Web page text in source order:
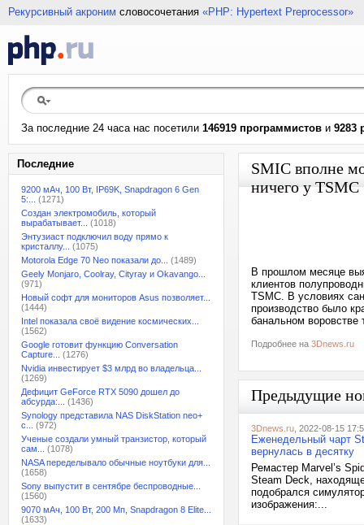
Рекурсивный акроним словосочетания «PHP: Hypertext Preprocessor»
За последние 24 часа нас посетили 146919 программистов и 9283
Последние
9200 мАч, 100 Вт, IP69K, Snapdragon 6 Gen
5:...
(1271)
Создан электромобиль, который
вырабатывает...
(1018)
Энтузиаст подключил воду прямо к
кристаллу...
(1075)
Motorola Edge 70 Neo показали до...
(1489)
Geely Monjaro, Coolray, Cityray и Okavango...
(971)
Новый софт для мониторов Asus позволяет...
(1444)
Intel показала своё видение космических...
(1562)
Google готовит функцию Conversation
Capture...
(1276)
Nvidia инвестирует $3 млрд во владельца...
(1269)
Дефицит GeForce RTX 5090 дошел до
абсурда:...
(1436)
Synology представила NAS DiskStation neo+
с...
(972)
Ученые создали умный транзистор, который
сам...
(1078)
NASA переделывало обычные ноутбуки для...
(1658)
Sony выпустит в сентябре беспроводные...
(1560)
9070 мАч, 100 Вт, 200 Мп, Snapdragon 8 Elite...
(1633)
SMIC вполне
ничего у TSMC
В прошлом месяце
клиентов
TSMC. В условиях
производство было
банальном воровстве
Подробнее на 3Dnews.ru
Предыдущие
3Dnews.ru , 2022-08-15
Еженедельный чарт
вернулась в десятку
Ремастер Marvel’s
Steam Deck,
подобрался
изображения:...